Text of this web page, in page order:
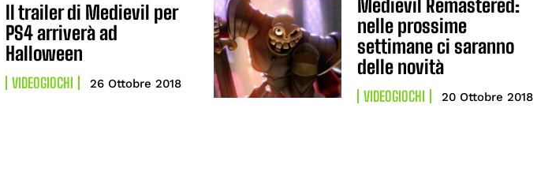
Il trailer di Medievil per
PS4 arriverà ad
Halloween
VIDEOGIOCHI 26 Ottobre 2018
Medievil Remastered:
nelle prossime
settimane ci saranno
delle novità
VIDEOGIOCHI 20 Ottobre 2018